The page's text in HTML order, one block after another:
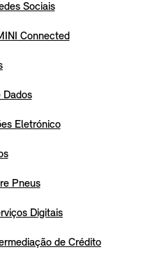
Sociais
Connected
Dados
Eletrónico
Pneus
Digitais
de Crédito